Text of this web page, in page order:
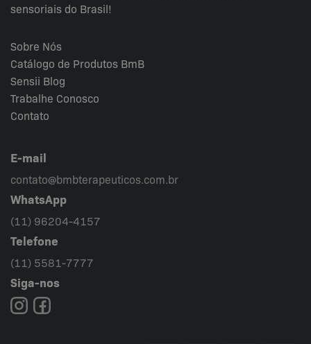
sensoriais do Brasil!
Sobre Nós
Catálogo de Produtos BmB
Sensii Blog
Trabalhe Conosco
Contato
E-mail
contato@bmbterapeuticos.com.br
WhatsApp
(11) 96204-4157
Telefone
(11) 5581-7777
Siga-nos